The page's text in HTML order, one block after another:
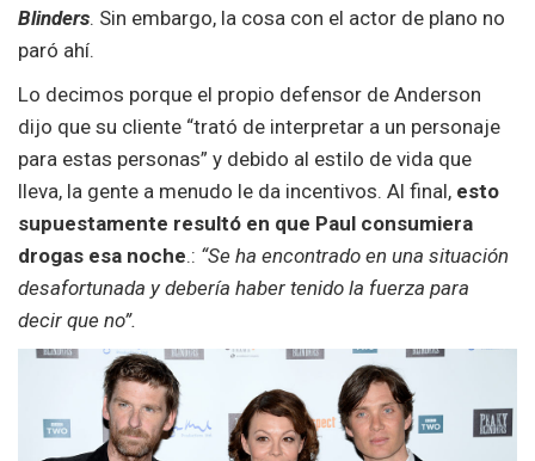
Blinders. Sin embargo, la cosa con el actor de plano no
paró ahí.
Lo decimos porque el propio defensor de Anderson
dijo que su cliente “trató de interpretar a un personaje
para estas personas” y debido al estilo de vida que
lleva, la gente a menudo le da incentivos. Al final, esto
supuestamente resultó en que Paul consumiera
drogas esa noche.: “Se ha encontrado en una situación
desafortunada y debería haber tenido la fuerza para
decir que no”.